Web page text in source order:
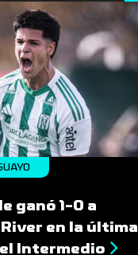
ganó 1-0 a
en la última
Intermedio